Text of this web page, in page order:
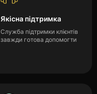
Якісна підтримка
Служба підтримки клієнтів
завжди готова допомогти